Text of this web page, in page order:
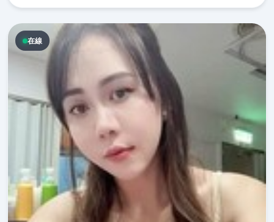
在線